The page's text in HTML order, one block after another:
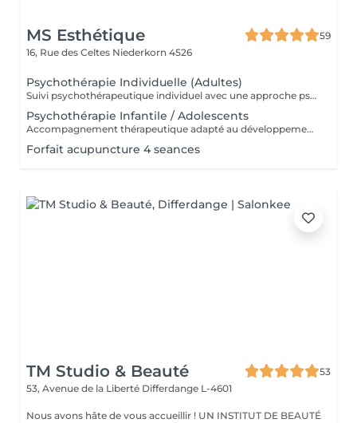
MS Esthétique
59
16, Rue des Celtes Niederkorn 4526
Psychothérapie Individuelle (Adultes)
Suivi psychothérapeutique individuel avec une approche psychanalytique, axé sur la connaissance de soi, l'élaboration émotionnelle, la réduction de l'anxiété et l'amélioration de la qualité de vie. SPM et Santé de la Femme Accompagnement thérapeutique axé sur la santé émotionnelle et hormonale de la femme, pouvant intégrer la psychothérapie et l'acupuncture.
Psychothérapie Infantile / Adolescents
Accompagnement thérapeutique adapté au développement émotionnel des enfants et des adolescents, avec un accent sur le comportement, les émotions et les liens familiaux. Éducation Sexuelle Émotionnelle Séances éducatives et thérapeutiques favorisant le développement sain de la sexualité, des émotions, des limites et de la communication. Prévention des Abus Sexuels Interventions psychoéducatives axées sur la prévention des abus sexuels, renforçant la conscience corporelle, émotionnelle et les stratégies de protection.
Forfait acupuncture 4 seances
TM Studio & Beauté
53
53, Avenue de la Liberté Differdange L-4601
Nous avons hâte de vous accueillir ! UN INSTITUT DE BEAUTÉ